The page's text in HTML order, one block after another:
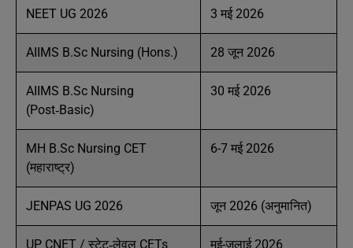
NEET UG 2026 3 मई 2026
AIIMS B.Sc Nursing (Hons.) 28 जून 2026
AIIMS B.Sc Nursing
(Post‑Basic)
30 मई 2026
MH B.Sc Nursing CET
(महाराष्ट्र)
6-7 मई 2026
JENPAS UG 2026 जून 2026 (अनुमानित)
UP CNET / स्टेट‑लेवल CETs
मई-जुलाई 2026